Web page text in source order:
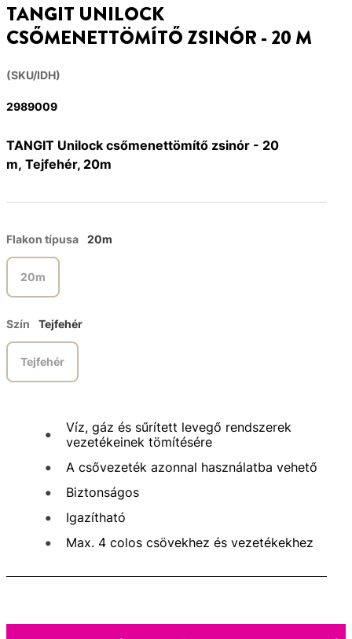
TANGIT UNILOCK
CSŐMENETTÖMÍTŐ ZSINÓR - 20 M
(SKU/IDH)
2989009
TANGIT Unilock csőmenettömítő zsinór - 20
m, Tejfehér, 20m
Flakon típusa 20m
20m
Szín Tejfehér
Tejfehér
Víz, gáz és sűrített levegő rendszerek
vezetékeinek tömítésére
A csővezeték azonnal használatba vehető
Biztonságos
Igazítható
Max. 4 colos csövekhez és vezetékekhez